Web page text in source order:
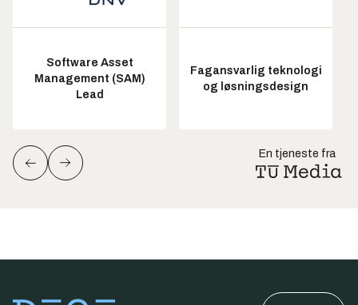
Software Asset
Management (SAM)
Lead
Fagansvarlig teknologi
og løsningsdesign
En tjeneste fra